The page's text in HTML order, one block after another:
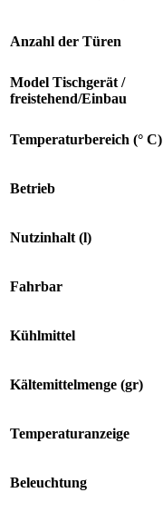
Anzahl der Türen
Model Tischgerät /
freistehend/Einbau
Temperaturbereich (° C)
Betrieb
Nutzinhalt (l)
Fahrbar
Kühlmittel
Kältemittelmenge (gr)
Temperaturanzeige
Beleuchtung